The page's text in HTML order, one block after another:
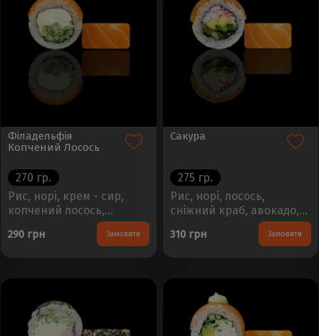
Філадельфія
Копчений Лосось
270 гр.
Рис, норі, крем - сир,
копчений лосось,
огірокВага - 260гр.
Кількість - 8шт...
290 грн Замовити
Сакура
275 гр.
Рис, норі, лосось,
сніжний краб, авокадо,
огірокВага - 260гр.
Кількість - 8шт...
310 грн Замовити